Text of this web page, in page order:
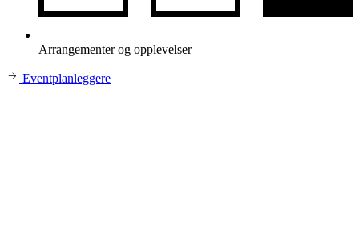
Arrangementer og opplevelser
Eventplanleggere